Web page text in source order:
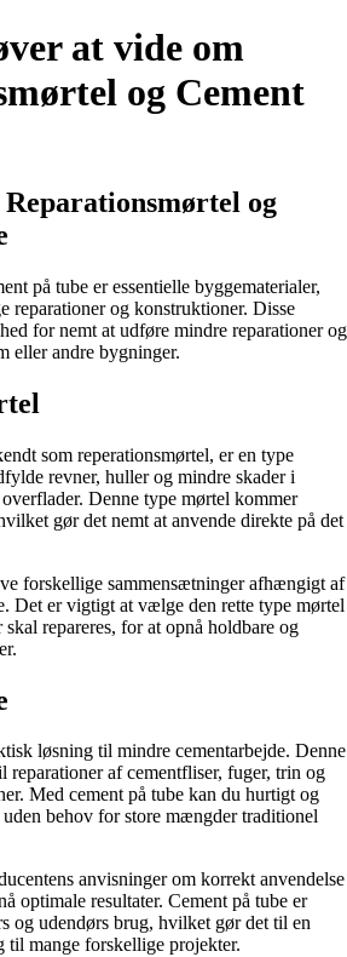
at vide om
og Cement
og
på tube er essentielle byggematerialer,
reparationer og konstruktioner. Disse
for nemt at udføre mindre reparationer og
eller andre bygninger.
som reperationsmørtel, er en type
revner, huller og mindre skader i
Denne type mørtel kommer
gør det nemt at anvende direkte på det
forskellige sammensætninger afhængigt af
Det er vigtigt at vælge den rette type mørtel
repareres, for at opnå holdbare og
løsning til mindre cementarbejde. Denne
reparationer af cementfliser, fuger, trin og
Med cement på tube kan du hurtigt og
behov for store mængder traditionel
anvisninger om korrekt anvendelse
optimale resultater. Cement på tube er
og udendørs brug, hvilket gør det til en
til mange forskellige projekter.